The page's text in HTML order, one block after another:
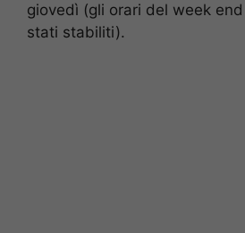
giovedì (gli orari del week
stati stabiliti).